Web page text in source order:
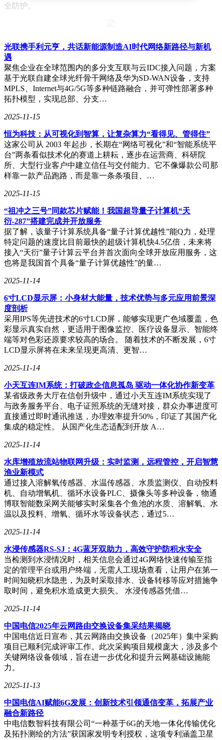
全防护。
SD-WAN还结合了身份认证与微分段能力，构建零信任网络访
问基础。通过精细的访问控制，确保只有授权用户或设备才能
访问特定应用或资源，有效缩小攻击面。在智能流量引导与安
全联动方面，SD-WAN能够识别应用类型，并根据安全策略智
能选择传输路径。敏感业务数据通过加密路径及MPLS或高可
靠专线传输，而普通互联网流量则根据策略决定本地直出或导
向云安全中心。
应平台集成，实现安全状态感知。当检测到分支存在威胁时，
管理平台可自动调整策略，隔离受威胁流量或强制其经过更严
格的安全检查，防止威胁扩散。SD-WAN为多分支企业提供了
革命性的统一安全策略解决方案。通过集中策略管理、深度安
全功能集成、智能流量引导与安全联动，SD-WAN不仅优化了
体系。
在数字化转型与安全威胁并存的当下，选择以安全为核心的
SD-WAN架构，已成为企业构建韧性网络的明智之选。亿联
云，作为SD-WAN技术和IDC服务的佼佼者，提供SD-WAN组
网、SASE安全方案、IDC机柜租赁托管及SaaS应用高速访问
服务，助力企业轻松应对网络安全挑战。
光联携手利元亨，共话新能源制造AI时代网络新路径与新机
遇
聚焦企业在全球范围内的多分支互联与云IDC接入问题，方案
基于光联自建全球光纤骨干网络及华为SD-WAN设备，支持
MPLS、Internet与4G/5G等多种链路融合，并可弹性部署多种
拓扑模型，实现总部、分支…
2025-11-15
恒为科技：从可视化到智算，让复杂算力“看得见、管得住”
这家公司从 2003 年起步，长期在“网络可视化”和“智能系统平
台”两条看似技术化的赛道上耕耘，逐步在运营商、科研院
所、大型行业客户中建立信任与交付能力。它不像爆款公司那
样靠一款产品跑路，而是靠一条条项目、…
2025-11-15
“祖冲之三号”同款芯片赋能！我国超导量子计算机“天
衍-287”搭建完成并开放服务
据了解，该量子计算系统具备“量子计算优越性”能Q力，处理
特定问题的速度比目前最快的超级计算机快4.5亿倍，未来将
接入“天衍”量子计算云平台并首次面向全球开放应用服务，这
也将是我国首个具备“量子计算优越性”的量…
2025-11-14
6寸LCD显示屏：小身材大能量，技术优势与多元应用前景深
度剖析
采用IPS等先进技术的6寸LCD屏，能够实现更广色域覆盖，色
彩显示真实自然，更适用于图像监控、医疗设备显示、智能终
端等对色彩还原要求较高的场合。 随着技术的不断发展，6寸
LCD显示屏将在未来呈现更高清、更智…
2025-11-14
小天互连IM系统：打破政企信息孤岛 驱动一体化协作新变革
某省级政务大厅在信创升级中，通过小天互连IM系统实现了
与政务服务平台、电子证照系统的无缝对接，群众办事进度可
直接通过即时通讯推送，办理效率提升50%，印证了其国产化
集成的稳定性。 从国产化生态适配到开放 A…
2025-11-14
水库增殖放流站物联网升级：实时监测，远程管控，开启智慧
渔业新模式
通过接入溶解氧传感器、水温传感器、水质监测仪、自动投料
机、自动增氧机、循环水设备PLC、摄像头等多种设备，物通
博联智能数采网关能够实时采集各个鱼池的水质、溶解氧、水
温以及投料、增氧、循环水等设备状态，通过5…
2025-11-14
水浸传感器RS-SJ：4G蓝牙双助力，高效守护防积水安全
当检测到水浸情况时，相关信息会通过4G网络快速传输至指
定的管理平台或用户终端，无需人工现场查看，让用户在第一
时间知晓积水隐患，为及时采取排水、设备转移等应对措施争
取时间，避免积水造成更大损失。 水浸传感器凭借…
2025-11-14
中国电信2025年云网路由交换设备集采结果揭晓
中国电信近日宣布，其云网路由交换设备（2025年）集中采购
项目已顺利完成评审工作。此次采购项目规模庞大，涉及多个
关键网络设备领域，旨在进一步优化和提升云网基础设施能
力。
2025-11-13
中国电信AI赋能6G发展：创新技术引领通信变革，拓展产业
融合新路径
中电信数智科技有限公司“一种基于6G的天地一体化传输优化
及拓扑测绘的方法”获国家发明专利授权，这项专利涵盖卫星